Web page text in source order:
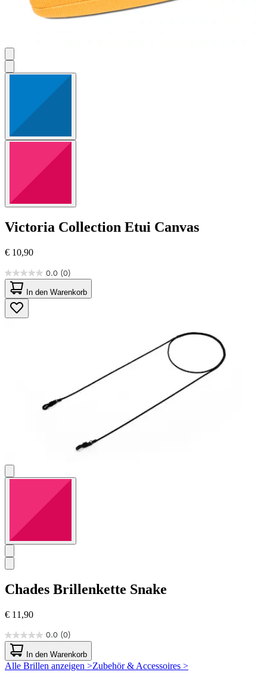
Victoria Collection Etui Canvas
€ 10,90
0.0 (0)
0.0
von
5
Sternen.
In den Warenkorb
Chades Brillenkette Snake
€ 11,90
0.0 (0)
0.0
von
5
Sternen.
In den Warenkorb
Alle Brillen anzeigen >Zubehör & Accessoires >